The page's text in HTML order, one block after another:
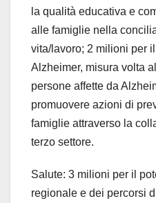
la qualità educativa e
alle famiglie nella
vita/lavoro; 2 milioni per
Alzheimer, misura volta
persone affette da
promuovere azioni di
famiglie attraverso la
terzo settore.
Salute: 3 milioni per il
regionale e dei percorsi